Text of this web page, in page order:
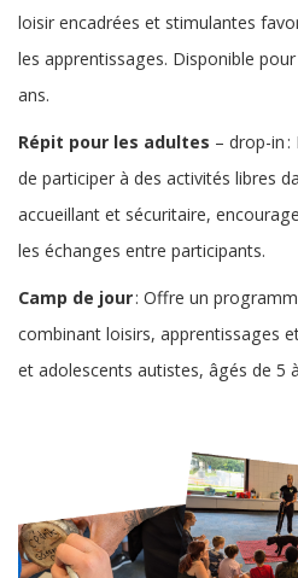
loisir encadrées et stimulantes
les apprentissages. Disponible
ans.
Répit pour les adultes – drop-in
de participer à des activités libres
accueillant et sécuritaire,
les échanges entre participants.
Camp de jour: Offre un
combinant loisirs, apprentissages
et adolescents autistes, âgés de 5